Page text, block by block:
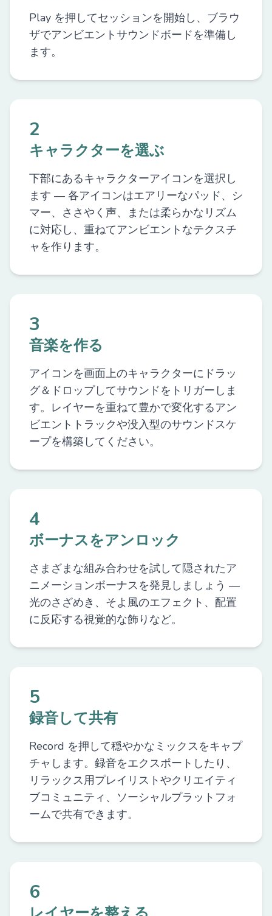
Play を押してセッションを開始し、ブラウ
ザでアンビエントサウンドボードを準備し
ます。
2
キャラクターを選ぶ
下部にあるキャラクターアイコンを選択し
ます — 各アイコンはエアリーなパッド、シ
マー、ささやく声、または柔らかなリズム
に対応し、重ねてアンビエントなテクスチ
ャを作ります。
3
音楽を作る
アイコンを画面上のキャラクターにドラッ
グ＆ドロップしてサウンドをトリガーしま
す。レイヤーを重ねて豊かで変化するアン
ビエントトラックや没入型のサウンドスケ
ープを構築してください。
4
ボーナスをアンロック
さまざまな組み合わせを試して隠されたア
ニメーションボーナスを発見しましょう —
光のさざめき、そよ風のエフェクト、配置
に反応する視覚的な飾りなど。
5
録音して共有
Record を押して穏やかなミックスをキャプ
チャします。録音をエクスポートしたり、
リラックス用プレイリストやクリエイティ
ブコミュニティ、ソーシャルプラットフォ
ームで共有できます。
6